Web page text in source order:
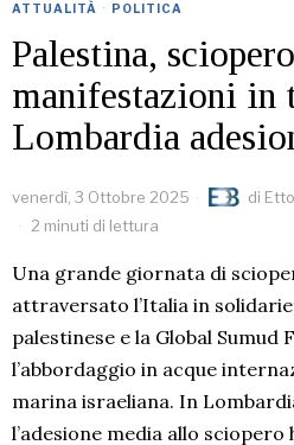
ATTUALITÀ · POLITICA
Palestina,
manifestazioni in
Lombardia
venerdì, 3 Ottobre 2025 di
2 minuti di lettura
Una grande giornata di
attraversato l’Italia in
palestinese e la Global Sumud
l’abbordaggio in acque
marina israeliana. In
l’adesione media allo